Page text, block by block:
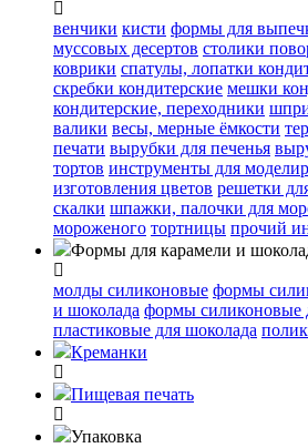
венчики кисти формы для
муссовых десертов столики
коврики cпатулы, лопатки
скребки кондитерские мешки
кондитерские, переходники
валики весы, мерные ёмкости
печати вырубки для печенья
тортов инструменты для
изготовления цветов решетки
скалки шпажки, палочки для
мороженого тортницы прочий
Формы для карамели и
молды силиконовые формы
и шоколада формы силиконовые
пластиковые для шоколада
Креманки
Пищевая печать
Упаковка